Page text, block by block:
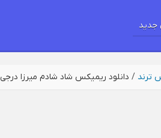
ترند / دانلود ریمیکس شاد شادم میرزا درجی